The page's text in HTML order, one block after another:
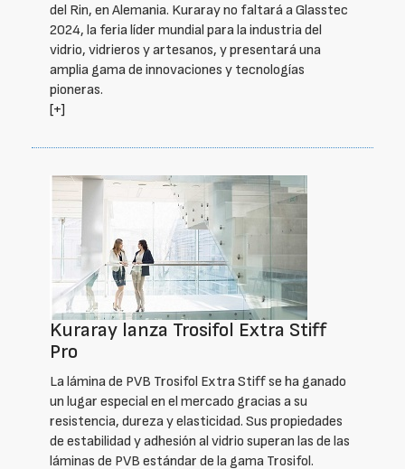
del Rin, en Alemania. Kuraray no faltará a Glasstec
2024, la feria líder mundial para la industria del
vidrio, vidrieros y artesanos, y presentará una
amplia gama de innovaciones y tecnologías
pioneras.
[+]
Kuraray lanza Trosifol Extra Stiff
Pro
La lámina de PVB Trosifol Extra Stiff se ha ganado
un lugar especial en el mercado gracias a su
resistencia, dureza y elasticidad. Sus propiedades
de estabilidad y adhesión al vidrio superan las de las
láminas de PVB estándar de la gama Trosifol.